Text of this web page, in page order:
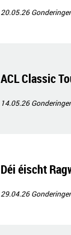
20.05.26
ACL Classic
14.05.26
Déi éischt
29.04.26